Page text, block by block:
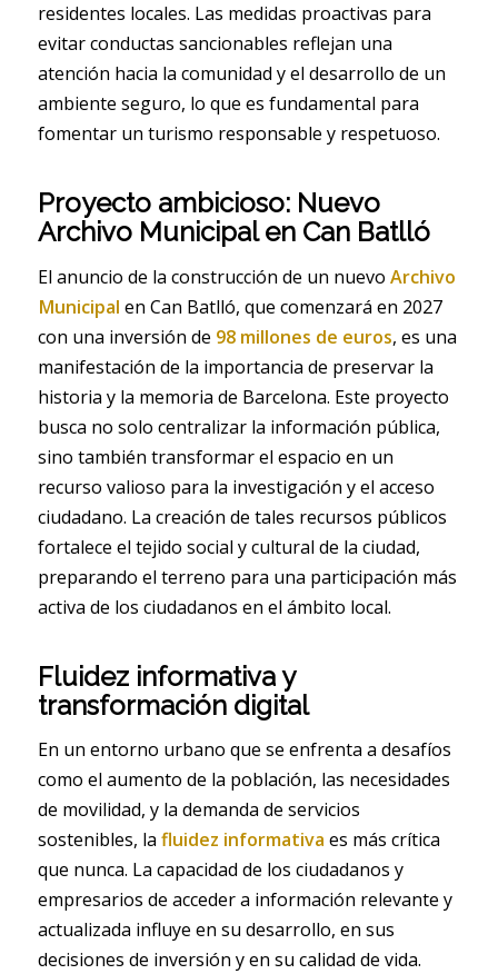
residentes locales. Las medidas proactivas para
evitar conductas sancionables reflejan una
atención hacia la comunidad y el desarrollo de un
ambiente seguro, lo que es fundamental para
fomentar un turismo responsable y respetuoso.
Proyecto ambicioso: Nuevo
Archivo Municipal en Can Batlló
El anuncio de la construcción de un nuevo Archivo
Municipal en Can Batlló, que comenzará en 2027
con una inversión de 98 millones de euros, es una
manifestación de la importancia de preservar la
historia y la memoria de Barcelona. Este proyecto
busca no solo centralizar la información pública,
sino también transformar el espacio en un
recurso valioso para la investigación y el acceso
ciudadano. La creación de tales recursos públicos
fortalece el tejido social y cultural de la ciudad,
preparando el terreno para una participación más
activa de los ciudadanos en el ámbito local.
Fluidez informativa y
transformación digital
En un entorno urbano que se enfrenta a desafíos
como el aumento de la población, las necesidades
de movilidad, y la demanda de servicios
sostenibles, la fluidez informativa es más crítica
que nunca. La capacidad de los ciudadanos y
empresarios de acceder a información relevante y
actualizada influye en su desarrollo, en sus
decisiones de inversión y en su calidad de vida.